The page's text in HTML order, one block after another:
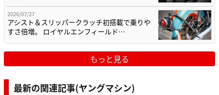
2026/07/27
アシスト＆スリッパークラッチ初搭載で乗りや
すさ倍増。 ロイヤルエンフィールド…
もっと見る
最新の関連記事(ヤングマシン)